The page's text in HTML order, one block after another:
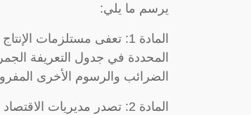
يرسم ما يلي:
المادة 1: تعفى مستلزمات
الضرائب والرسوم الأخرى
المادة 2: تصدر مديريات